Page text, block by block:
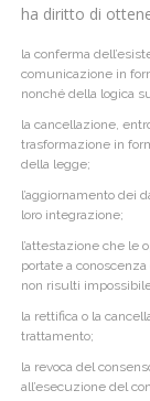
ha diritto di
la conferma
comunicazione in
nonché della logica
la cancellazione,
trasformazione in
della legge;
l’aggiornamento dei
loro integrazione;
l’attestazione che le
portate a
non risulti
la rettifica o la
trattamento;
la revoca del
all’esecuzione del